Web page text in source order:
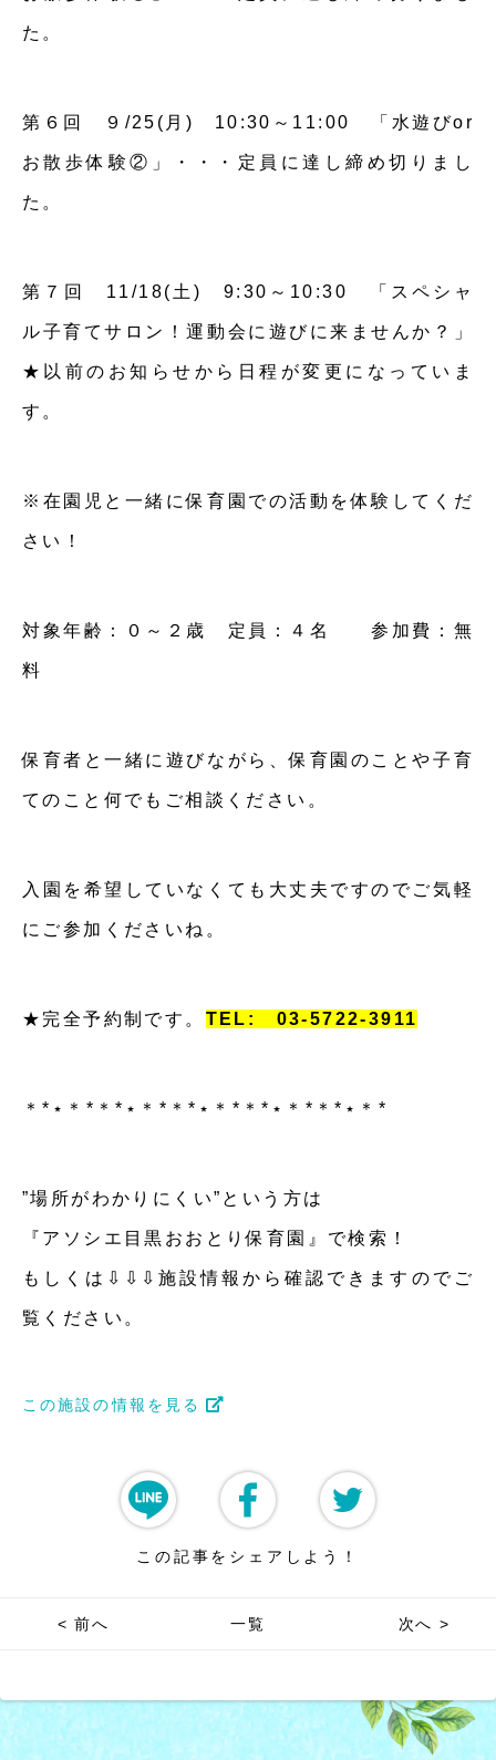
た。
第６回 ９/25(月) 10:30～11:00 「水遊びor
お散歩体験②」・・・定員に達し締め切りまし
た。
第７回 11/18(土) 9:30～10:30 「スペシャ
ル子育てサロン！運動会に遊びに来ませんか？」
★以前のお知らせから日程が変更になっていま
す。
※在園児と一緒に保育園での活動を体験してくだ
さい！
対象年齢：０～２歳 定員：４名 参加費：無
料
保育者と一緒に遊びながら、保育園のことや子育
てのこと何でもご相談ください。
入園を希望していなくても大丈夫ですのでご気軽
にご参加くださいね。
★完全予約制です。 TEL: 03-5722-3911
＊*⋆＊*＊*⋆＊*＊*⋆＊*＊*⋆＊*＊*⋆＊*
”場所がわかりにくい”という方は
『アソシエ目黒おおとり保育園』で検索！
もしくは⇩⇩⇩施設情報から確認できますのでご
覧ください。
この施設の情報を見る
この記事をシェアしよう！
< 前へ 一覧 次へ >